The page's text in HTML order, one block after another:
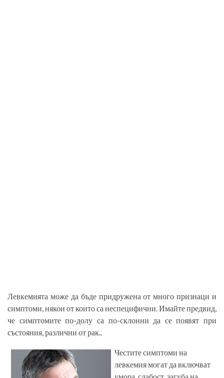
Левкемията може да бъде придружена от много признаци и
симптоми, някои от които са неспецифични. Имайте предвид,
че симптомите по-долу са по-склонни да се появят при
състояния, различни от рак..
Честите симптоми на
левкемия могат да включват